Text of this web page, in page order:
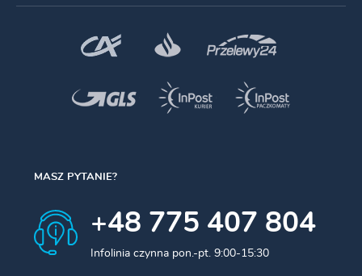
MASZ PYTANIE?
+48 775 407 804
Infolinia czynna pon.-pt. 9:00-15:30